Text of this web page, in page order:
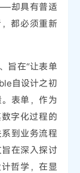
却具有普适
都必须重新
旨在“让表单
自设计之初
表单，作为
字化过程的
到业务流程
在深入探讨
哲学，在显